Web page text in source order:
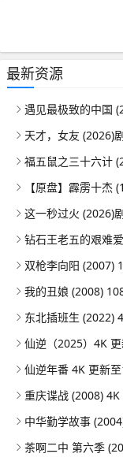
最新资源
遇见最极致的中国
福五鼠之三十六计
钻石王老五的艰难
双枪李向阳 (2007)
我的丑娘 (2008)
东北插班生 (2022)
仙逆（2025）4K
仙逆年番 4K 更新
重庆谍战 (2008)
中华勤学故事
茶啊二中 第六季